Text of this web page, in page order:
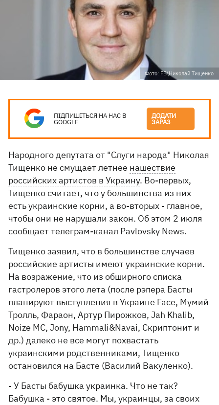
Фото: FB\Николай Тищенко
ПІДПИШІТЬСЯ НА НАС В
GOOGLE
ДОДАТИ
ЗАРАЗ
Народного депутата от "Слуги народа" Николая
Тищенко не смущает летнее нашествие
российских артистов в Украину. Во-первых,
Тищенко считает, что у большинства из них
есть украинские корни, а во-вторых - главное,
чтобы они не нарушали закон. Об этом 2 июля
сообщает телеграм-канал Pavlovsky News.
Тищенко заявил, что в большинстве случаев
российские артисты имеют украинские корни.
На возражение, что из обширного списка
гастролеров этого лета (после рэпера Басты
планируют выступления в Украине Face, Мумий
Тролль, Фараон, Артур Пирожков, Jah Khalib,
Noize MC, Jony, Hammali&Navai, Скриптонит и
др.) далеко не все могут похвастать
украинскими родственниками, Тищенко
остановился на Басте (Василий Вакуленко).
- У Басты бабушка украинка. Что не так?
Бабушка - это святое. Мы, украинцы, за своих